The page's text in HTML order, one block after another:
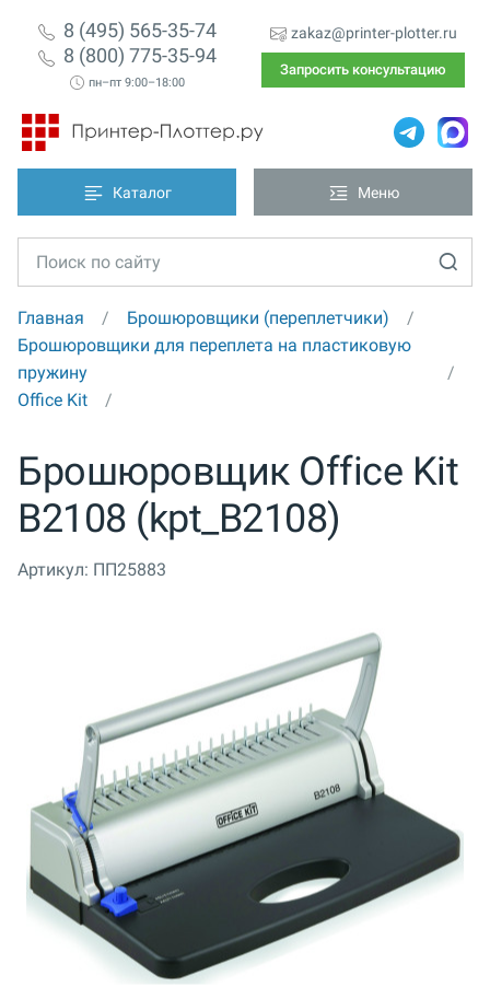
8 (495) 565-35-74
8 (800) 775-35-94
пн–пт 9:00–18:00
zakaz@printer-plotter.ru
Запросить консультацию
Каталог Меню
Главная
Брошюровщики (переплетчики)
Брошюровщики для переплета на пластиковую
пружину
Office Kit
Брошюровщик Office Kit
B2108 (kpt_B2108)
Артикул: ПП25883